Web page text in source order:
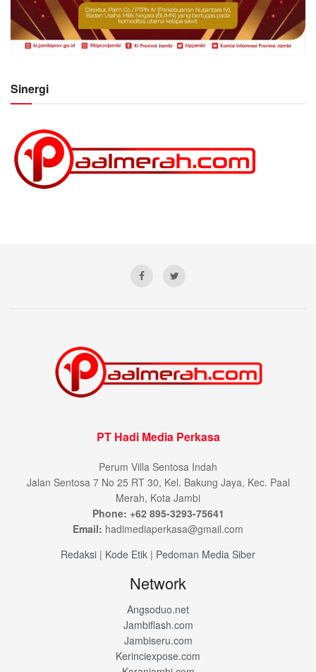
Sinergi
PT Hadi Media Perkasa
Perum Villa Sentosa Indah
Jalan Sentosa 7 No 25 RT 30, Kel. Bakung Jaya, Kec. Paal
Merah, Kota Jambi
Phone: +62 895-3293-75641
Email: hadimediaperkasa@gmail.com
Redaksi | Kode Etik | Pedoman Media Siber
Network
Angsoduo.net
Jambiflash.com
Jambiseru.com
Kerinciexpose.com